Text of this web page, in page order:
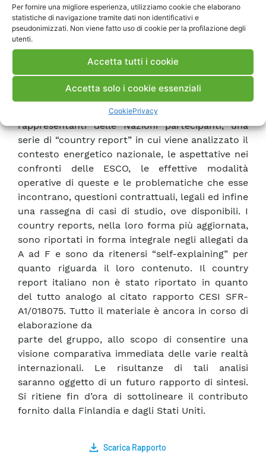
Per fornire una migliore esperienza, utilizziamo cookie che elaborano
statistiche di navigazione tramite dati non identificativi e
pseudonimizzati. Non viene fatto uso di cookie per la profilazione degli
utenti.
Accetta tutti i cookie
Accetta solo i cookie essenziali
CookiePrivacy
cui fanno parte, oltre all’Italia, la Finlandia, il
Giappone, la Svezia, la Norvegia, la Francia, gli
Stati Uniti e l’Olanda. Il gruppo ha come oggetto
Performance Contracting, che è il principale
strumento contrattuale attraverso il quale
di lavoro ha messo a punto, attraverso i
rappresentanti delle Nazioni partecipanti, una
serie di “country report” in cui viene analizzato il
contesto energetico nazionale, le aspettative nei
confronti delle ESCO, le effettive modalità
operative di queste e le problematiche che esse
incontrano, questioni contrattuali, legali ed infine
una rassegna di casi di studio, ove disponibili. I
country reports, nella loro forma più aggiornata,
sono riportati in forma integrale negli allegati da
A ad F e sono da ritenersi “self-explaining” per
quanto riguarda il loro contenuto. Il country
report italiano non è stato riportato in quanto
del tutto analogo al citato rapporto CESI SFR-
A1/018075. Tutto il materiale è ancora in corso di
elaborazione da
parte del gruppo, allo scopo di consentire una
visione comparativa immediata delle varie realtà
internazionali. Le risultanze di tali analisi
saranno oggetto di un futuro rapporto di sintesi.
Si ritiene fin d’ora di sottolineare il contributo
fornito dalla Finlandia e dagli Stati Uniti.
Scarica Rapporto